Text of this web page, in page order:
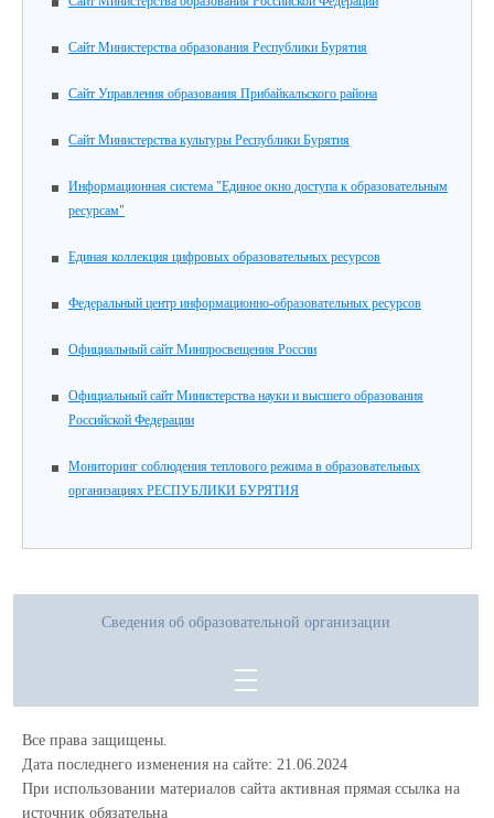
Сайт Министерства образования Республики Бурятия
Сайт Управления образования Прибайкальского района
Сайт Министерства культуры Республики Бурятия
Информационная система "Единое окно доступа к образовательным
ресурсам"
Единая коллекция цифровых образовательных ресурсов
Федеральный центр информационно-образовательных ресурсов
Официальный сайт Минпросвещения России
Официальный сайт Министерства науки и высшего образования
Российской Федерации
Мониторинг соблюдения теплового режима в образовательных
организациях РЕСПУБЛИКИ БУРЯТИЯ
Сведения об образовательной организации
Все права защищены.
Дата последнего изменения на сайте: 21.06.2024
При использовании материалов сайта активная прямая ссылка на
источник обязательна